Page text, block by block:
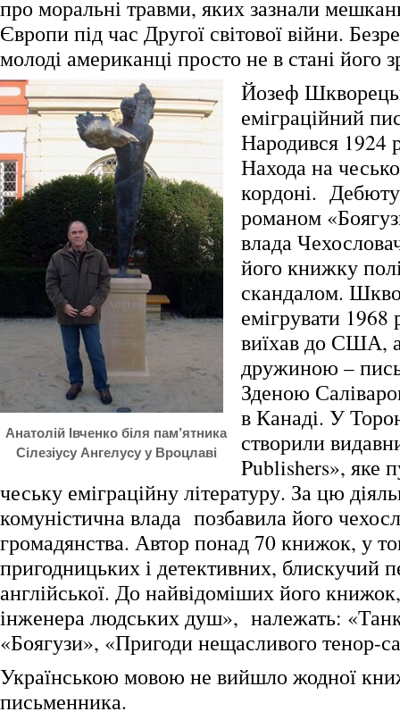
про моральні травми, яких зазнали
Європи під час Другої світової війни.
молоді американці просто не в стані його
Анатолій Івченко біля пам’ятника
Сілезіусу Ангелусу у Вроцлаві
Йозеф
еміграційний
Народився 1924
Находа на
кордоні.
романом
влада
його книжку
скандалом.
емігрувати
виїхав до США, а
дружиною –
Зденою
в Канаді. У
створили
Publishers», яке
чеську еміграційну літературу. За цю
комуністична влада позбавила його
громадянства. Автор понад 70 книжок, у
пригодницьких і детективних, блискучий
англійської. До найвідоміших його
інженера людських душ», належать:
«Боягузи», «Пригоди нещасливого тенор-
Українською мовою не вийшло жодної
письменника.